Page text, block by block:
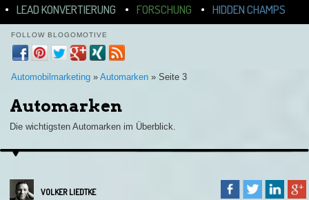
LEAD KONVERTIERUNG
FORSCHUNG HIDDEN CHAMPS
FOLLOW BLOGOMOTIVE
Automobilmarketing » Automarken » Seite 3
Automarken
Die wichtigsten Automarken im Überblick.
VOLKER LIEDTKE